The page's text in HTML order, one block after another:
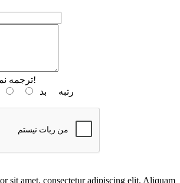
HTML ترجمه نمی شود!
رتبه بد
sit amet, consectetur adipiscing elit. Aliquam